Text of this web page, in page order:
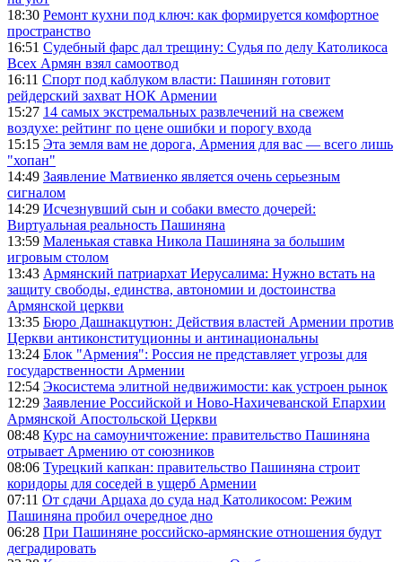
18:30 Ремонт кухни под ключ: как формируется комфортное
пространство
16:51 Судебный фарс дал трещину: Судья по делу Католикоса
Всех Армян взял самоотвод
16:11 Спорт под каблуком власти: Пашинян готовит
рейдерский захват НОК Армении
15:27 14 самых экстремальных развлечений на свежем
воздухе: рейтинг по цене ошибки и порогу входа
15:15 Эта земля вам не дорога, Армения для вас — всего лишь
"хопан"
14:49 Заявление Матвиенко является очень серьезным
сигналом
14:29 Исчезнувший сын и собаки вместо дочерей:
Виртуальная реальность Пашиняна
13:59 Маленькая ставка Никола Пашиняна за большим
игровым столом
13:43 Армянский патриархат Иерусалима: Нужно встать на
защиту свободы, единства, автономии и достоинства
Армянской церкви
13:35 Бюро Дашнакцутюн: Действия властей Армении против
Церкви антиконституционны и антинациональны
13:24 Блок "Армения": Россия не представляет угрозы для
государственности Армении
12:54 Экосистема элитной недвижимости: как устроен рынок
12:29 Заявление Российской и Ново-Нахичеванской Епархии
Армянской Апостольской Церкви
08:48 Курс на самоуничтожение: правительство Пашиняна
отрывает Армению от союзников
08:06 Турецкий капкан: правительство Пашиняна строит
коридоры для соседей в ущерб Армении
07:11 От сдачи Арцаха до суда над Католикосом: Режим
Пашиняна пробил очередное дно
06:28 При Пашиняне российско-армянские отношения будут
деградировать